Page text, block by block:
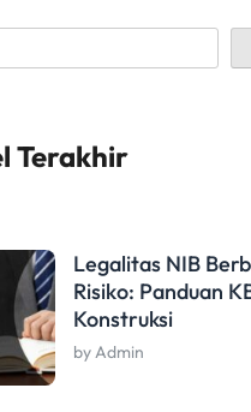
Terakhir
Legalitas NIB
Risiko: Panduan
Konstruksi
by Admin